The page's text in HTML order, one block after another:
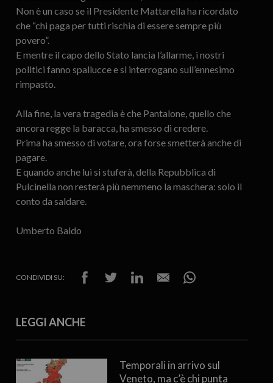
Non è un caso se il Presidente Mattarella ha ricordato
che “chi paga per tutti rischia di essere sempre più
povero”.
E mentre il capo dello Stato lancia l’allarme, i nostri
politici fanno spallucce e si interrogano sull’ennesimo
rimpasto.
Alla fine, la vera tragedia è che Pantalone, quello che
ancora regge la baracca, ha smesso di credere.
Prima ha smesso di votare, ora forse smetterà anche di
pagare.
E quando anche lui si stuferà, della Repubblica di
Pulcinella non resterà più nemmeno la maschera: solo il
conto da saldare.
Umberto Baldo
CONDIVIDI SU:
LEGGI ANCHE
Temporali in arrivo sul
Veneto, ma c’è chi punta